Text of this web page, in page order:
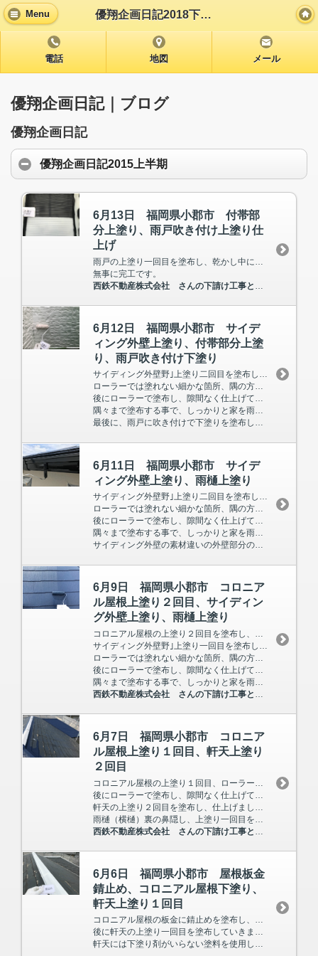
Menu 優翔企画日記2018下半期
電話 地図 メール
優翔企画日記｜ブログ
優翔企画日記
優翔企画日記2015上半期
6月13日 福岡県小郡市 付帯部
分上塗り、雨戸吹き付け上塗り仕
上げ
無事に完工です。
西鉄不動産株式会社 さんの下請け工事として入らさせて頂いています。
6月12日 福岡県小郡市 サイデ
ィング外壁上塗り、付帯部分上塗
り、雨戸吹き付け下塗り
サイディング外壁野｣上塗り二回目を塗布し、後に付帯部分の上塗り一回目を塗布していきました。
ローラーでは塗れない細かな箇所、隅の方は先にハケで塗布していきます。
後にローラーで塗布し、隙間なく仕上げていきます。
隅々まで塗布する事で、しっかりと家を雨水から守る・保護する事が出来ます。
最後に、雨戸に吹き付けで下塗りを塗布しました。
6月11日 福岡県小郡市 サイデ
ィング外壁上塗り、雨樋上塗り
サイディング外壁野｣上塗り二回目を塗布し、後に雨樋の上塗り二回目を塗布していきました。
ローラーでは塗れない細かな箇所、隅の方は先にハケで塗布していきます。
後にローラーで塗布し、隙間なく仕上げていきます。
隅々まで塗布する事で、しっかりと家を雨水から守る・保護する事が出来ます。
サイディング外壁の素材違いの外壁部分の上塗り一回目を塗布しました。
6月9日 福岡県小郡市 コロニア
ル屋根上塗り２回目、サイディン
グ外壁上塗り、雨樋上塗り
コロニアル屋根の上塗り２回目を塗布し、仕上げました。
サイディング外壁野｣上塗り一回目を塗布し、後に雨樋の上塗り一回目を塗布していきました。
ローラーでは塗れない細かな箇所、隅の方は先にハケで塗布していきます。
後にローラーで塗布し、隙間なく仕上げていきます。
隅々まで塗布する事で、しっかりと家を雨水から守る・保護する事が出来ます。
西鉄不動産株式会社 さんの下請け工事として入らさせて頂いています。
6月7日 福岡県小郡市 コロニア
ル屋根上塗り１回目、軒天上塗り
２回目
後にローラーで塗布し、隙間なく仕上げていきます。
軒天の上塗り２回目を塗布し、仕上げました。
雨樋（横樋）裏の鼻隠し、上塗り一回目を塗布しました。
西鉄不動産株式会社 さんの下請け工事として入らさせて頂いています。
6月6日 福岡県小郡市 屋根板金
錆止め、コロニアル屋根下塗り、
軒天上塗り１回目
コロニアル屋根の板金に錆止めを塗布し、コロニアル屋根には下塗り材を塗布していきました。
後に軒天の上塗り一回目を塗布していきました。
軒天には下塗り剤がいらない塗料を使用しています。